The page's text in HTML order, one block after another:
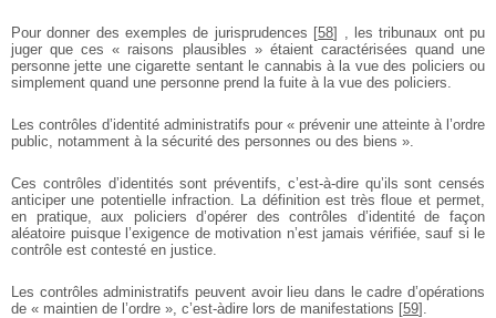
Pour donner des exemples de jurisprudences [58]
, les tribunaux ont pu
juger que ces « raisons plausibles » étaient caractérisées quand une
personne jette une cigarette sentant le cannabis à la vue des policiers ou
simplement quand une personne prend la fuite à la vue des policiers.
Les contrôles d’identité administratifs pour « prévenir une atteinte à l’ordre
public, notamment à la sécurité des personnes ou des biens ».
Ces contrôles d’identités sont préventifs, c’est-à-dire qu’ils sont censés
anticiper une potentielle infraction. La définition est très floue et permet,
en pratique, aux policiers d’opérer des contrôles d’identité de façon
aléatoire puisque l’exigence de motivation n’est jamais vérifiée, sauf si le
contrôle est contesté en justice.
Les contrôles administratifs peuvent avoir lieu dans le cadre d’opérations
de « maintien de l’ordre », c’est-àdire lors de manifestations [59]